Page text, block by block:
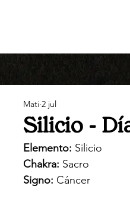
Silicio -
Mati 2 jul
Elemento: Silicio
Chakra: Sacro
Signo: Cáncer